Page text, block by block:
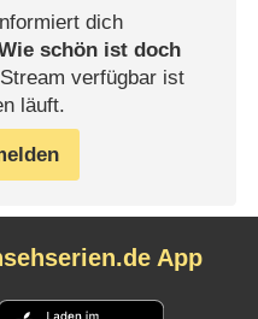
dich
schön ist doch
verfügbar ist
läuft.
App